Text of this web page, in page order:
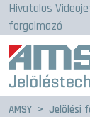
Hivatalos
forgalmazó
AMSY > Jelölési